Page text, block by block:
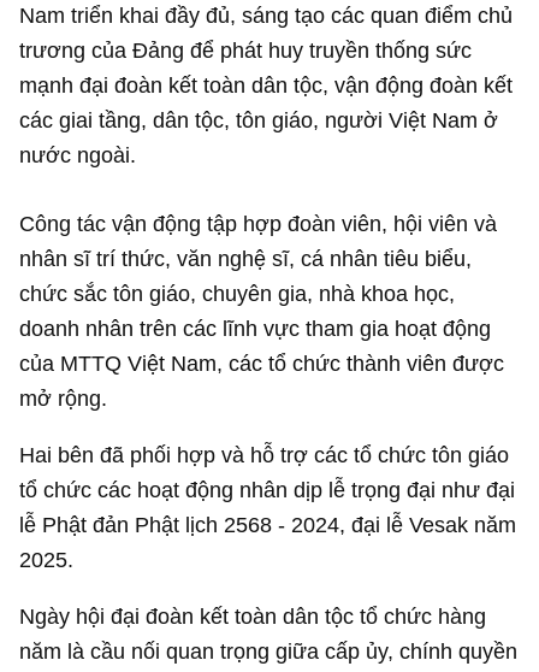
Nam triển khai đầy đủ, sáng tạo các quan điểm chủ
trương của Đảng để phát huy truyền thống sức
mạnh đại đoàn kết toàn dân tộc, vận động đoàn kết
các giai tầng, dân tộc, tôn giáo, người Việt Nam ở
nước ngoài.
Công tác vận động tập hợp đoàn viên, hội viên và
nhân sĩ trí thức, văn nghệ sĩ, cá nhân tiêu biểu,
chức sắc tôn giáo, chuyên gia, nhà khoa học,
doanh nhân trên các lĩnh vực tham gia hoạt động
của MTTQ Việt Nam, các tổ chức thành viên được
mở rộng.
Hai bên đã phối hợp và hỗ trợ các tổ chức tôn giáo
tổ chức các hoạt động nhân dịp lễ trọng đại như đại
lễ Phật đản Phật lịch 2568 - 2024, đại lễ Vesak năm
2025.
Ngày hội đại đoàn kết toàn dân tộc tổ chức hàng
năm là cầu nối quan trọng giữa cấp ủy, chính quyền